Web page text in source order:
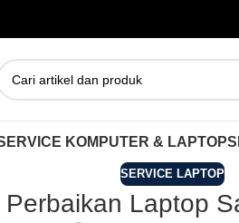
KOMPUTER & LAPTOP
SERVICE LAPTOP
Perbaikan Laptop